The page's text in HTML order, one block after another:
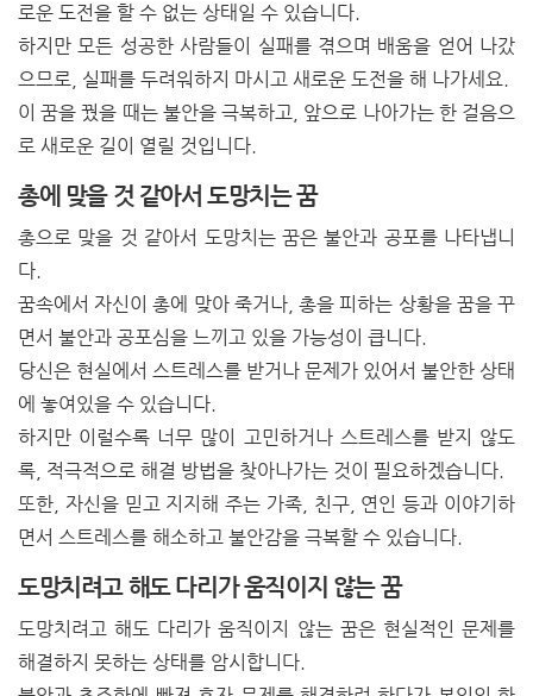
로운 도전을 할 수 없는 상태일 수 있습니다.
하지만 모든 성공한 사람들이 실패를 겪으며 배움을 얻어 나갔
으므로, 실패를 두려워하지 마시고 새로운 도전을 해 나가세요.
이 꿈을 꿨을 때는 불안을 극복하고, 앞으로 나아가는 한 걸음으
로 새로운 길이 열릴 것입니다.
총에 맞을 것 같아서 도망치는 꿈
총으로 맞을 것 같아서 도망치는 꿈은 불안과 공포를 나타냅니
다.
꿈속에서 자신이 총에 맞아 죽거나, 총을 피하는 상황을 꿈을 꾸
면서 불안과 공포심을 느끼고 있을 가능성이 큽니다.
당신은 현실에서 스트레스를 받거나 문제가 있어서 불안한 상태
에 놓여있을 수 있습니다.
하지만 이럴수록 너무 많이 고민하거나 스트레스를 받지 않도
록, 적극적으로 해결 방법을 찾아나가는 것이 필요하겠습니다.
또한, 자신을 믿고 지지해 주는 가족, 친구, 연인 등과 이야기하
면서 스트레스를 해소하고 불안감을 극복할 수 있습니다.
도망치려고 해도 다리가 움직이지 않는 꿈
도망치려고 해도 다리가 움직이지 않는 꿈은 현실적인 문제를
해결하지 못하는 상태를 암시합니다.